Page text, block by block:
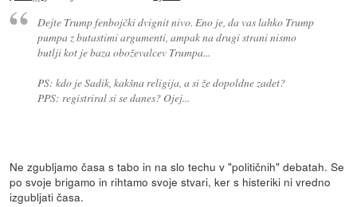
Dejte Trump fenbojčki dvignit nivo. Eno je, da vas lahko Trump
pumpa z butastimi argumenti, ampak na drugi strani nismo
butlji kot je baza oboževalcev Trumpa...
PS: kdo je Sadik, kakšna religija, a si že dopoldne zadet?
PPS: registriral si se danes? Ojej...
Ne zgubljamo časa s tabo in na slo techu v "političnih" debatah. Se
po svoje brigamo in rihtamo svoje stvari, ker s histeriki ni vredno
izgubljati časa.